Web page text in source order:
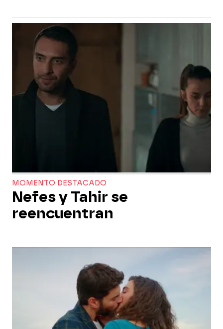
MOMENTO DESTACADO
Nefes y Tahir se
reencuentran